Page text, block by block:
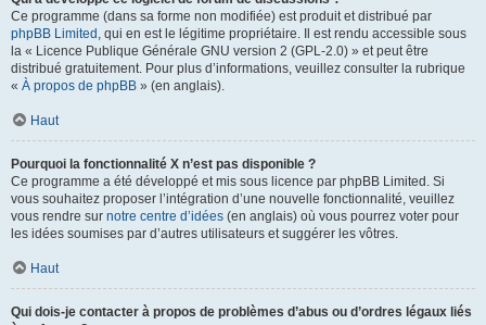
Ce programme (dans sa forme non modifiée) est produit et distribué par
phpBB Limited , qui en est le légitime propriétaire. Il est rendu accessible sous
la « Licence Publique Générale GNU version 2 (GPL-2.0) » et peut être
distribué gratuitement. Pour plus d’informations, veuillez consulter la rubrique
« À propos de phpBB » (en anglais).
Haut
Pourquoi la fonctionnalité X n’est pas disponible ?
Ce programme a été développé et mis sous licence par phpBB Limited. Si
vous souhaitez proposer l’intégration d’une nouvelle fonctionnalité, veuillez
vous rendre sur notre centre d’idées (en anglais) où vous pourrez voter pour
les idées soumises par d’autres utilisateurs et suggérer les vôtres.
Haut
Qui dois-je contacter à propos de problèmes d’abus ou d’ordres légaux liés